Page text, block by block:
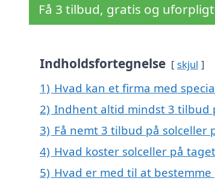
Få 3 tilbud, gratis og
Indholdsfortegnelse skjul
1) Hvad kan et firma med
2) Indhent altid mindst 3 tilbud
3) Få nemt 3 tilbud på solceller
4) Hvad koster solceller på
5) Hvad er med til at